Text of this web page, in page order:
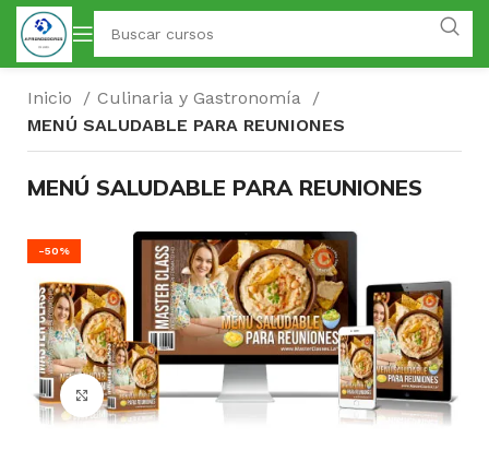
Inicio
Culinaria y Gastronomía
MENÚ SALUDABLE PARA REUNIONES
MENÚ SALUDABLE PARA REUNIONES
-50%
Click para agrandar